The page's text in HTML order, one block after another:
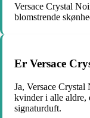
Versace Crystal
blomstrende
Er Versace
Ja, Versace
kvinder i alle aldre,
signaturduft.